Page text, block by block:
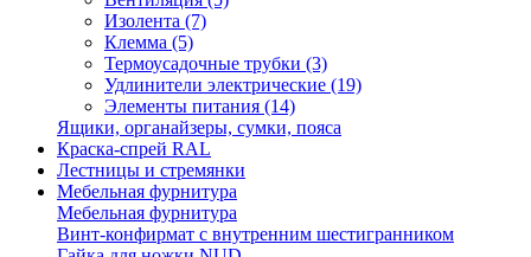
Изолента (7)
Клемма (5)
Термоусадочные трубки (3)
Удлинители электрические (19)
Элементы питания (14)
Ящики, органайзеры, сумки, пояса
Краска-спрей RAL
Лестницы и стремянки
Мебельная фурнитура
Мебельная фурнитура
Винт-конфирмат с внутренним шестигранником